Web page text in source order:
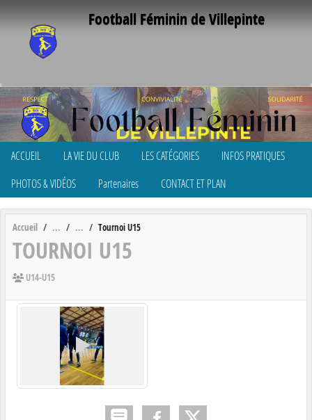
Football Féminin de Villepinte
ACCUEIL LA VIE DU CLUB LES CATÉGORIES
INFOS PRATIQUES
PHOTOS & VIDÉOS
Partenaires CONTACT ET PLAN
Accueil Tournoi U15
TOURNOI U15
U14-U15